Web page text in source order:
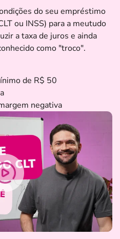
do seu empréstimo
ou INSS) para a meutudo
a taxa de juros e ainda
como "troco".
de R$ 50
negativa